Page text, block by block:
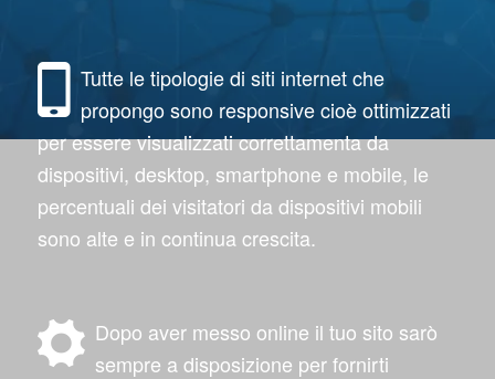
Tutte le tipologie di siti internet che
propongo sono responsive cioè ottimizzati
per essere visualizzati correttamenta da
dispositivi, desktop, smartphone e mobile, le
percentuali dei visitatori da dispositivi mobili
sono alte e in continua crescita.
Dopo aver messo online il tuo sito sarò
sempre a disposizione per fornirti